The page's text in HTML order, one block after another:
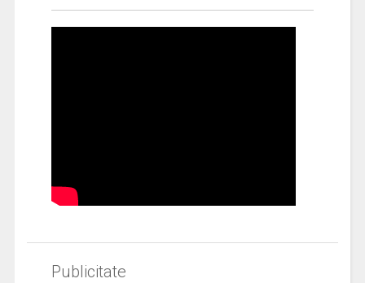
Publicitate